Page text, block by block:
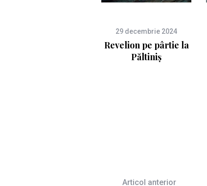
29 decembrie 2024
Revelion pe pârtie la
Păltiniș
Articol anterior